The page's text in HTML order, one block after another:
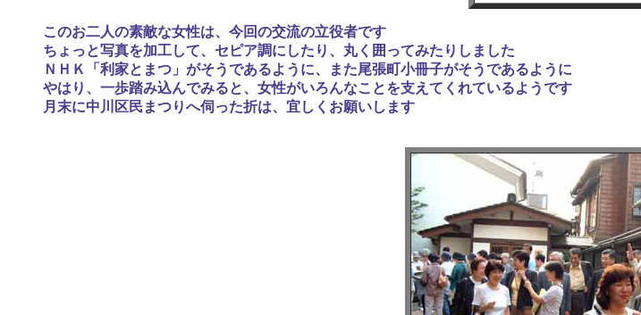
このお二人の素敵な女性は、今回の交流の立役者です
ちょっと写真を加工して、セピア調にしたり、丸く囲ってみたりしました
ＮＨＫ「利家とまつ」がそうであるように、また尾張町小冊子がそうであるように
やはり、一歩踏み込んでみると、女性がいろんなことを支えてくれているようです
月末に中川区民まつりへ伺った折は、宜しくお願いします